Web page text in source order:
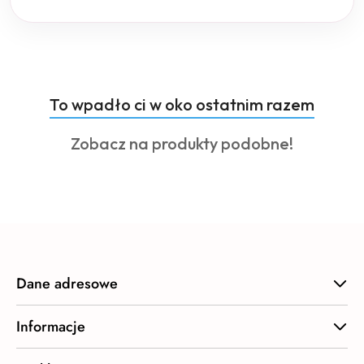
Pomiń karuzelę produktów
Produkty
o
statusie:
To wpadło ci w oko ostatnim razem
Produkty
Zobacz na produkty podobne!
Dane adresowe
Informacje